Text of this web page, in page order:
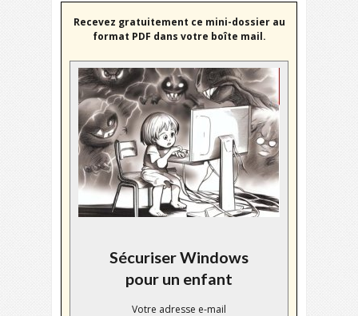
Recevez gratuitement ce mini-dossier au
format PDF dans votre boîte mail.
Sécuriser Windows
pour un enfant
Votre adresse e-mail